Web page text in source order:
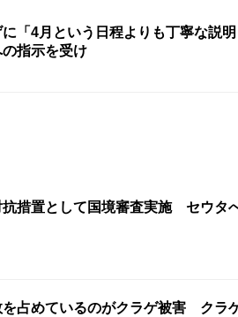
「4月という日程よりも丁寧な説明
指示を受け
措置として国境審査実施 セウタ
を占めているのがクラゲ被害 クラ